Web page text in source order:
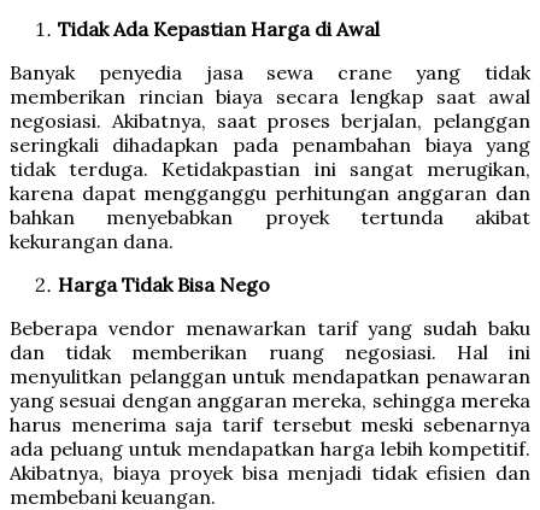
Tidak Ada Kepastian Harga di Awal
Banyak penyedia jasa sewa crane yang tidak
memberikan rincian biaya secara lengkap saat awal
negosiasi. Akibatnya, saat proses berjalan, pelanggan
seringkali dihadapkan pada penambahan biaya yang
tidak terduga. Ketidakpastian ini sangat merugikan,
karena dapat mengganggu perhitungan anggaran dan
bahkan menyebabkan proyek tertunda akibat
kekurangan dana.
Harga Tidak Bisa Nego
Beberapa vendor menawarkan tarif yang sudah baku
dan tidak memberikan ruang negosiasi. Hal ini
menyulitkan pelanggan untuk mendapatkan penawaran
yang sesuai dengan anggaran mereka, sehingga mereka
harus menerima saja tarif tersebut meski sebenarnya
ada peluang untuk mendapatkan harga lebih kompetitif.
Akibatnya, biaya proyek bisa menjadi tidak efisien dan
membebani keuangan.